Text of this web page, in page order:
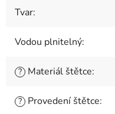
Tvar:
Vodou plnitelný:
? Materiál štětce:
? Provedení štětce: